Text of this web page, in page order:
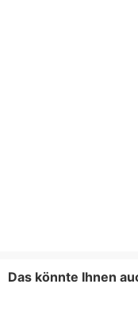
Das könnte Ihnen